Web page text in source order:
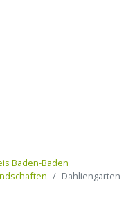
Baden-Baden
Dahliengarten